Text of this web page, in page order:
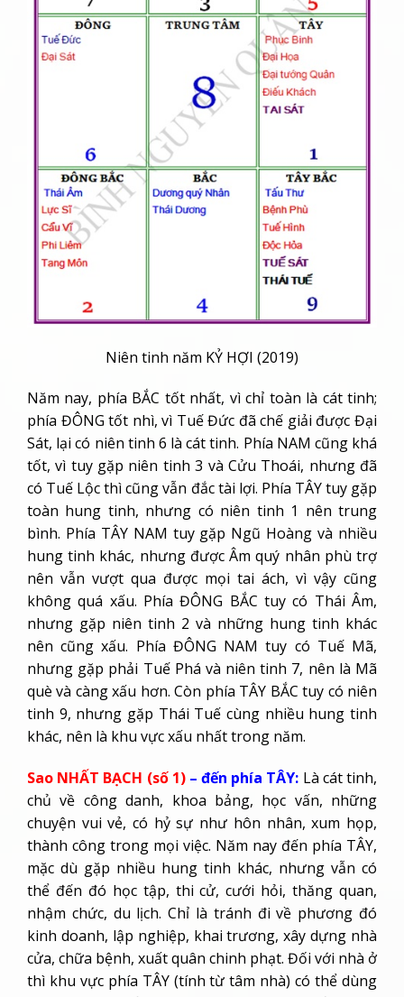
Niên tinh năm KỶ HỢI (2019)
Năm nay, phía BẮC tốt nhất, vì chỉ toàn là cát tinh;
phía ĐÔNG tốt nhì, vì Tuế Đức đã chế giải được Đại
Sát, lại có niên tinh 6 là cát tinh. Phía NAM cũng khá
tốt, vì tuy gặp niên tinh 3 và Cửu Thoái, nhưng đã
có Tuế Lộc thì cũng vẫn đắc tài lợi. Phía TÂY tuy gặp
toàn hung tinh, nhưng có niên tinh 1 nên trung
bình. Phía TÂY NAM tuy gặp Ngũ Hoàng và nhiều
hung tinh khác, nhưng được Âm quý nhân phù trợ
nên vẫn vượt qua được mọi tai ách, vì vậy cũng
không quá xấu. Phía ĐÔNG BẮC tuy có Thái Âm,
nhưng gặp niên tinh 2 và những hung tinh khác
nên cũng xấu. Phía ĐÔNG NAM tuy có Tuế Mã,
nhưng gặp phải Tuế Phá và niên tinh 7, nên là Mã
què và càng xấu hơn. Còn phía TÂY BẮC tuy có niên
tinh 9, nhưng gặp Thái Tuế cùng nhiều hung tinh
khác, nên là khu vực xấu nhất trong năm.
Sao NHẤT BẠCH (số 1) – đến phía TÂY: Là cát tinh,
chủ về công danh, khoa bảng, học vấn, những
chuyện vui vẻ, có hỷ sự như hôn nhân, xum họp,
thành công trong mọi việc. Năm nay đến phía TÂY,
mặc dù gặp nhiều hung tinh khác, nhưng vẫn có
thể đến đó học tập, thi cử, cưới hỏi, thăng quan,
nhậm chức, du lịch. Chỉ là tránh đi về phương đó
kinh doanh, lập nghiệp, khai trương, xây dựng nhà
cửa, chữa bệnh, xuất quân chinh phạt. Đối với nhà ở
thì khu vực phía TÂY (tính từ tâm nhà) có thể dùng